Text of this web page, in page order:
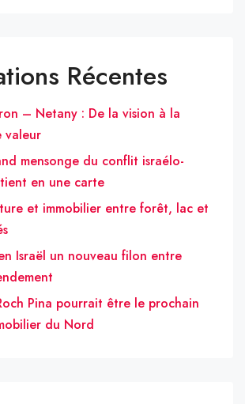
Récentes
– Netany : De la vision à la
valeur
mensonge du conflit israélo-
en une carte
et immobilier entre forêt, lac et
Israël un nouveau filon entre
Pina pourrait être le prochain
du Nord